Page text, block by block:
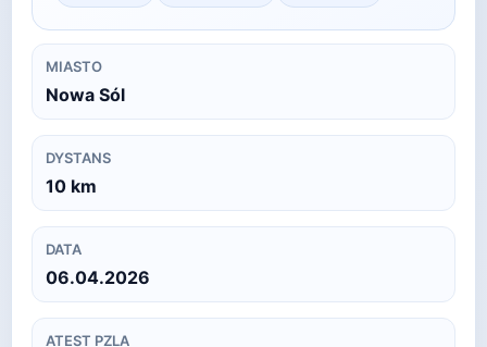
MIASTO
Nowa Sól
DYSTANS
10 km
DATA
06.04.2026
ATEST PZLA